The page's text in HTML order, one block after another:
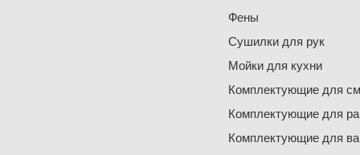
Фены
Сушилки для рук
Мойки для кухни
Комплектующие для
Комплектующие для
Комплектующие для